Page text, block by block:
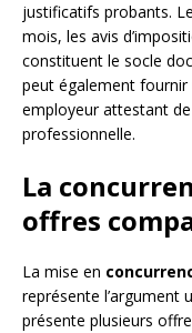
justificatifs probants.
mois, les avis
constituent le socle
peut également
employeur attestant
professionnelle.
La
offres
La mise en
représente l’argument
présente plusieurs